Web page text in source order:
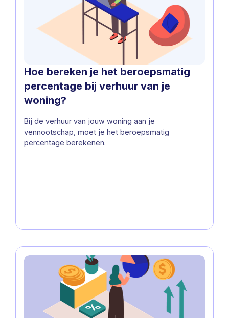
Hoe bereken je het beroepsmatig
percentage bij verhuur van je
woning?
Bij de verhuur van jouw woning aan je
vennootschap, moet je het beroepsmatig
percentage berekenen.